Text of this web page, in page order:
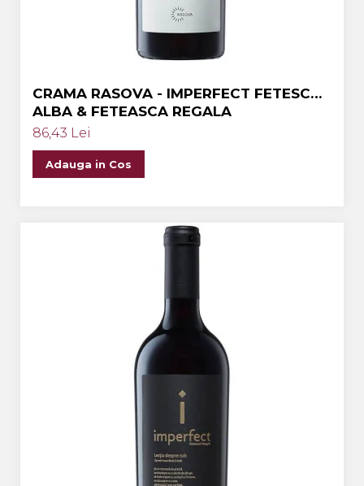
CRAMA RASOVA - IMPERFECT FETESCA
ALBA & FETEASCA REGALA
86,43 Lei
Adauga in Cos